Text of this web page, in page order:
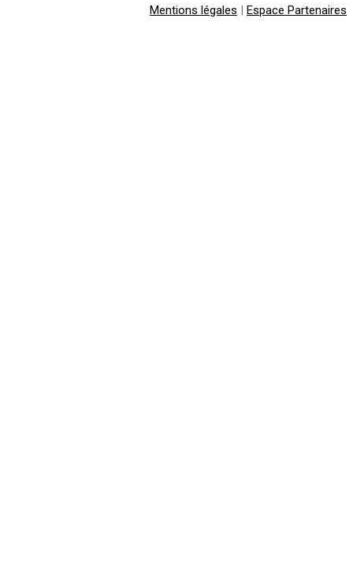
Mentions légales | Espace Partenaires